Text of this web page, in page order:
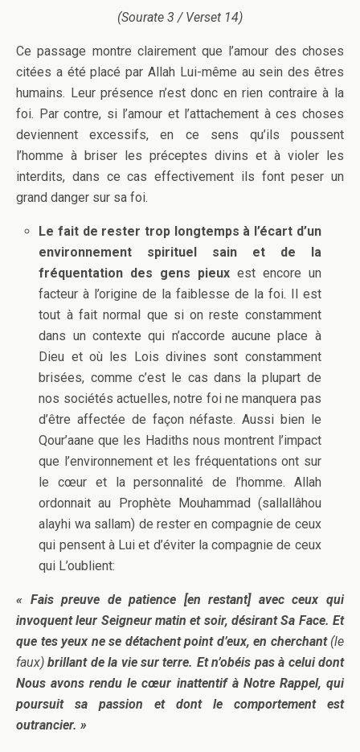
(Sourate 3 / Verset 14)
Ce passage montre clairement que l’amour des choses
citées a été placé par Allah Lui-même au sein des êtres
humains. Leur présence n’est donc en rien contraire à la
foi. Par contre, si l’amour et l’attachement à ces choses
deviennent excessifs, en ce sens qu’ils poussent
l’homme à briser les préceptes divins et à violer les
interdits, dans ce cas effectivement ils font peser un
grand danger sur sa foi.
Le fait de rester trop longtemps à l’écart d’un
environnement spirituel sain et de la
fréquentation des gens pieux est encore un
facteur à l’origine de la faiblesse de la foi. Il est
tout à fait normal que si on reste constamment
dans un contexte qui n’accorde aucune place à
Dieu et où les Lois divines sont constamment
brisées, comme c’est le cas dans la plupart de
nos sociétés actuelles, notre foi ne manquera pas
d’être affectée de façon néfaste. Aussi bien le
Qour’aane que les Hadiths nous montrent l’impact
que l’environnement et les fréquentations ont sur
le cœur et la personnalité de l’homme. Allah
ordonnait au Prophète Mouhammad (sallallâhou
alayhi wa sallam) de rester en compagnie de ceux
qui pensent à Lui et d’éviter la compagnie de ceux
qui L’oublient:
« Fais preuve de patience [en restant] avec ceux qui
invoquent leur Seigneur matin et soir, désirant Sa Face. Et
que tes yeux ne se détachent point d’eux, en cherchant (le
faux) brillant de la vie sur terre. Et n’obéis pas à celui dont
Nous avons rendu le cœur inattentif à Notre Rappel, qui
poursuit sa passion et dont le comportement est
outrancier. »